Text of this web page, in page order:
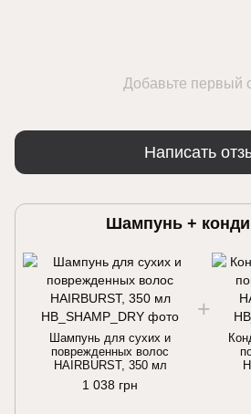
Добавьте первый
Написать
Шампунь +
Шампунь для сухих и
поврежденных волос
HAIRBURST, 350 мл
1 038 грн